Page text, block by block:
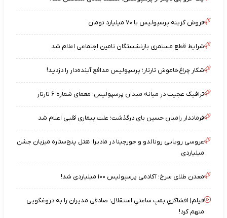
فروش گزینه پرسپولیس با ۷۰ میلیارد تومان
شرایط قطع مستمری بازنشستگان تامین اجتماعی اعلام شد
شکار چراغ‌خاموش تارتار؛ پرسپولیس مدافع آینده‌دار را دزدید!
ترافیک عجیب در میانه میدان پرسپولیس؛ معمای شماره ۶ تارتار
فرماندار رامیان حسین بای درگذشت؛ علت بیماری قلبی اعلام شد
عروسی رویایی رونالدو و جورجینا در مادیرا؛ هتل پنج‌ستاره میزبان جشن
میلیاردی
معدن طلای سرخ؛ آکادمی پرسپولیس ۱۰۰ میلیاردی شد!
فیلم| افشاگریِ بمبِ ساعتیِ استقلال؛ صادقی مدیران را به دروغگویی
متهم کرد!